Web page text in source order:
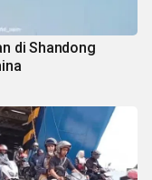
di Shandong